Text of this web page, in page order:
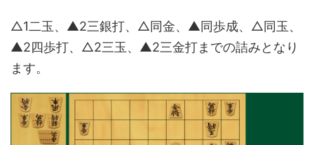
△1二玉、▲2三銀打、△同金、▲同歩成、△同玉、
▲2四歩打、△2三玉、▲2三金打までの詰みとなり
ます。